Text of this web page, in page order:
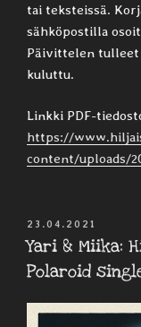
tai teksteissä.
sähköpostilla
Päivittelen tulleet
kuluttu.
Linkki PDF-
https://
content/uploads/
JULKAISTU
23.04.2021
Yari & Miika:
Polaroid